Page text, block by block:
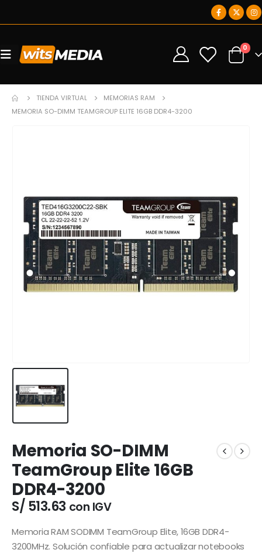
0 0
TIENDA VIRTUAL
MEMORIAS RAM
MEMORIA SO-DIMM TEAMGROUP ELITE 16GB DDR4-3200
Memoria SO-DIMM
TeamGroup Elite 16GB
DDR4-3200
S/ 513.63 con IGV
Memoria RAM SODIMM TeamGroup Elite, 16GB DDR4-
3200MHz. Solución confiable para actualizar notebooks